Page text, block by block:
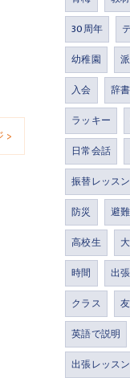
>
30周年
幼稚園
入会
辞書
ラッキー
日常会話
振替レッスン
防災
避難
高校生
時間
出張
クラス
英語で説明
出張レッスン